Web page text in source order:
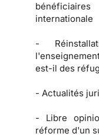
internationale
-
est-il des
- Actualités
- Libre
réforme d'un